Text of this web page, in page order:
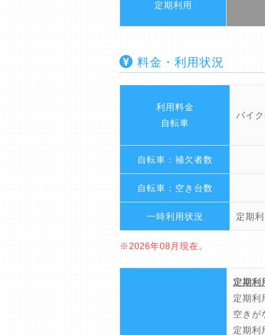
定期利用
料金・利用状況
利用料金
自転車
バイ
自転車：補欠者数
自転車：空き台数
一時利用状況 定期
※2026年08月現在。
定期利
定期利
空きが
定期利